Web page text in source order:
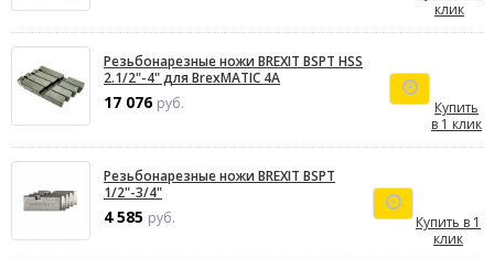
клик
Резьбонарезные ножи BREXIT BSPT HSS
2.1/2"-4" для BrexMATIC 4A
17 076 руб.
Купить
в 1 клик
Резьбонарезные ножи BREXIT BSPT
1/2"-3/4"
4 585 руб.
Купить в 1
клик